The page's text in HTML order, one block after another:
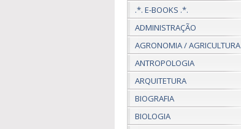
.*. E-BOOKS .*.
ADMINISTRAÇÃO
AGRONOMIA / AGRICULTURA
ANTROPOLOGIA
ARQUITETURA
BIOGRAFIA
BIOLOGIA